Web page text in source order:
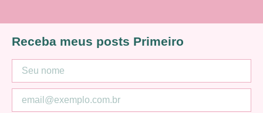
Receba meus posts Primeiro